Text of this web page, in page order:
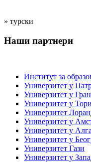
» турски
Наши партнери
Институт за
Универзитет у
Универзитет у
Универзитет у
Универзитет
Универзитет у
Универзитет у
Универзитет у
Универзитет Гази
Универзитет у